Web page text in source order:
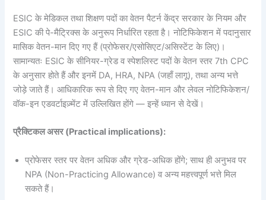
ESIC के मेडिकल तथा शिक्षण पदों का वेतन पैटर्न केंद्र सरकार के नियम और
ESIC की पे-मैट्रिक्स के अनुरूप निर्धारित रहता है। नोटिफिकेशन में पदानुसार
मासिक वेतन-मान दिए गए हैं (प्रोफेसर/एसोसिएट/असिस्टेंट के लिए)।
सामान्यतः ESIC के सीनियर-ग्रेड व स्पेशलिस्ट पदों के वेतन स्तर 7th CPC
के अनुसार होते हैं और इनमें DA, HRA, NPA (जहाँ लागू), तथा अन्य भत्ते
जोड़े जाते हैं। आधिकारिक रूप से दिए गए वेतन-मान और लेवल नोटिफिकेशन/
वॉक-इन एडवर्टाइज़्मेंट में उल्लिखित होंगे — इन्हें ध्यान से देखें।
प्रैक्टिकल असर (Practical implications):
प्रोफेसर स्तर पर वेतन अधिक और ग्रेड-अधिक होंगे; साथ ही अनुभव पर
NPA (Non-Practicing Allowance) व अन्य महत्त्वपूर्ण भत्ते मिल
सकते हैं।